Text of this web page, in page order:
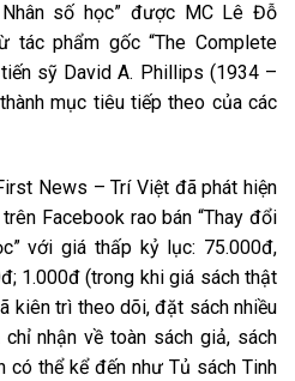
số học” được MC Lê Đỗ
tác phẩm gốc “The Complete
sỹ David A. Phillips (1934 –
mục tiêu tiếp theo của các
News – Trí Việt đã phát hiện
Facebook rao bán “Thay đổi
với giá thấp kỷ lục: 75.000đ,
1.000đ (trong khi giá sách thật
kiên trì theo dõi, đặt sách nhiều
nhận về toàn sách giả, sách
có thể kể đến như Tủ sách Tinh